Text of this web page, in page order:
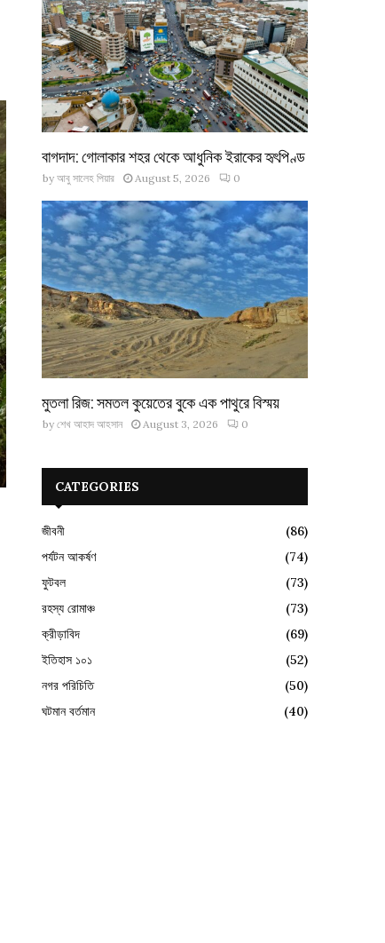
বাগদাদ: গোলাকার শহর থেকে আধুনিক ইরাকের হৃৎপিণ্ড
by আবু সালেহ পিয়ার August 5, 2026 0
মুতলা রিজ: সমতল কুয়েতের বুকে এক পাথুরে বিস্ময়
by শেখ আহাদ আহসান August 3, 2026 0
CATEGORIES
জীবনী
(86)
পর্যটন আকর্ষণ
(74)
ফুটবল
(73)
রহস্য রোমাঞ্চ
(73)
ক্রীড়াবিদ
(69)
ইতিহাস ১০১
(52)
নগর পরিচিতি
(50)
ঘটমান বর্তমান
(40)